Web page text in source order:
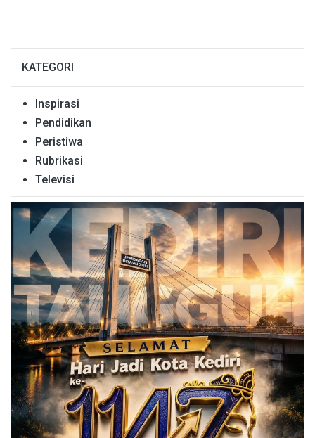
KATEGORI
Inspirasi
Pendidikan
Peristiwa
Rubrikasi
Televisi